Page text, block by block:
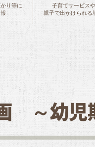
り等に
子育てサービスや
親子で出かけられる
～幼児